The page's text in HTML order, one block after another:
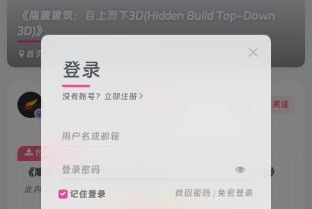
《隐藏建筑：自上而下3D(Hidden Build Top-Down
3D)》
首页
火种游戏客服 关注
《隐藏建筑：自上而下3D(Hidden Build Top-Down 3D)》
此内容为付费资源，请付费后查看
付费资源
登录
没有账号？立即注册
用户名或邮箱
登录密码
记住登录 找回密码 | 免密登录